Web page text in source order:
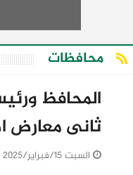
محافظات
المحافظ
ثانى معارض
السبت 15/فبراير/2025 - 10:42 ص